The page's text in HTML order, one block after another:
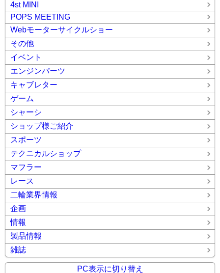
4st MINI
POPS MEETING
Webモーターサイクルショー
その他
イベント
エンジンパーツ
キャブレター
ゲーム
シャーシ
ショップ様ご紹介
スポーツ
テクニカルショップ
マフラー
レース
二輪業界情報
企画
情報
製品情報
雑誌
PC表示に切り替え